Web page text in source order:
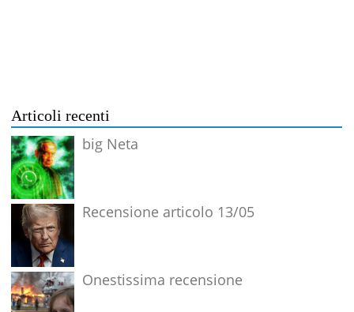
Articoli recenti
big Neta
Recensione articolo 13/05
Onestissima recensione